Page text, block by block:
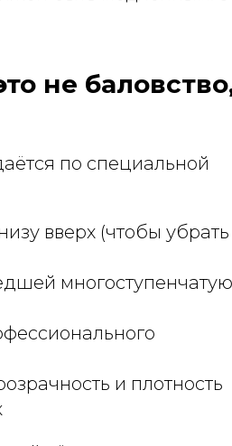
не
по специальной
вверх (чтобы убрать
многоступенчатую
и плотность